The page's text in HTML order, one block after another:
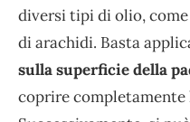
diversi tipi di olio, come
di arachidi. Basta
sulla superficie della
coprire completamente